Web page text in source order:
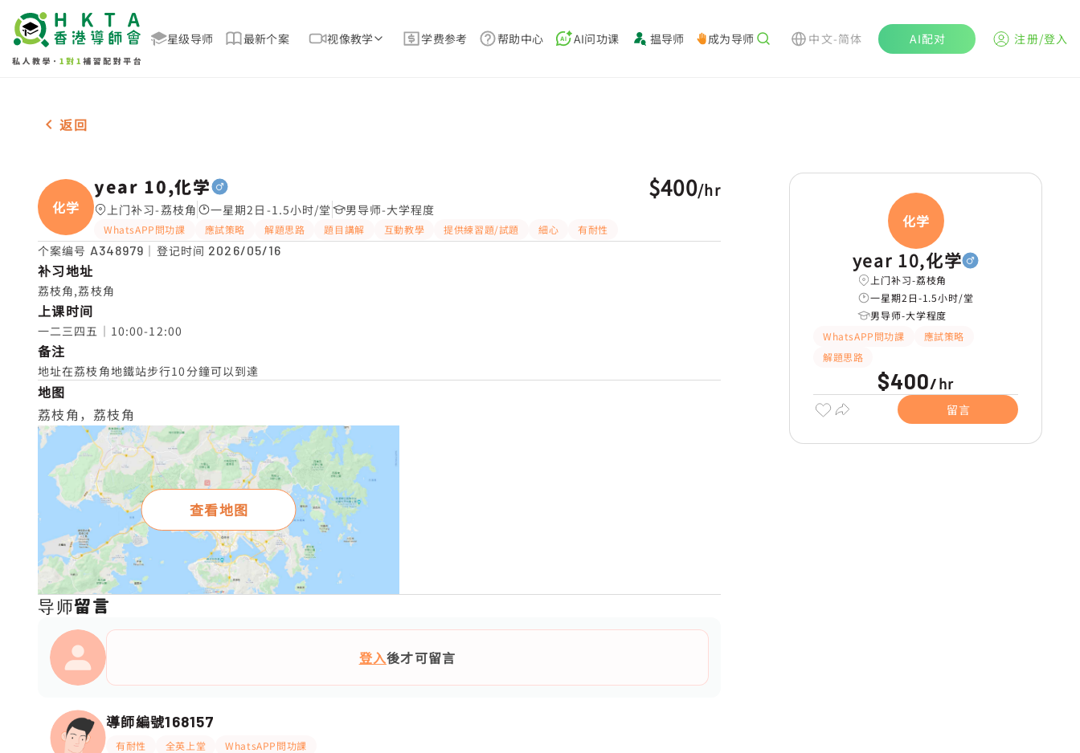
星级导师 最新个案 视像教学 学费参考 帮助中心 AI问功课 揾导师 成为导师 中文-简体 AI配对 注册/登入
男-1名 year 10,化学，荔枝角 补习推介
返回
化学
year 10,化学
上门补习-荔枝角 一星期2日-1.5小时/堂 男导师-大学程度
WhatsAPP問功課 應試策略 解題思路 題目講解 互動教學 提供練習題/試題 細心 有耐性
$400/hr
个案编号 A348979 ｜登记时间 2026/05/16
补习地址
荔枝角,荔枝角
上课时间
一二三四五｜10:00-12:00
备注
地址在荔枝角地鐵站步行10分鐘可以到達
地图
荔枝角，荔枝角
查看地图
导师留言
登入後才可留言
導師編號168157
有耐性 全英上堂 WhatsAPP問功課
化学
year 10,化学
上门补习-荔枝角
一星期2日-1.5小时/堂
男导师-大学程度
WhatsAPP問功課
應試策略
解題思路
$400/hr
留言